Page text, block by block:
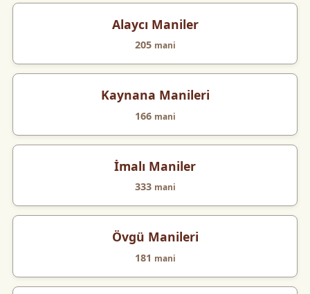
Alaycı Maniler
205 mani
Kaynana Manileri
166 mani
İmalı Maniler
333 mani
Övgü Manileri
181 mani